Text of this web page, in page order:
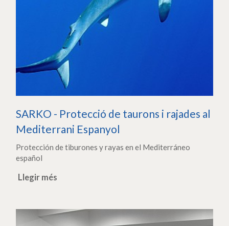
SARKO - Protecció de taurons i rajades al
Mediterrani Espanyol
Protección de tiburones y rayas en el Mediterráneo
español
Llegir més